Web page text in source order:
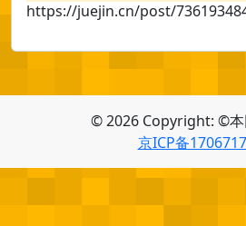
https://juejin.cn/post/
© 2026 Copyright: ©本
京ICP备